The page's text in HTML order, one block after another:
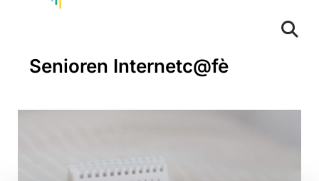
Senioren Internetc@fè